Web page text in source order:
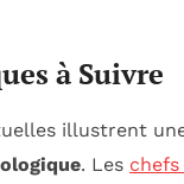
à Suivre
illustrent
. Les